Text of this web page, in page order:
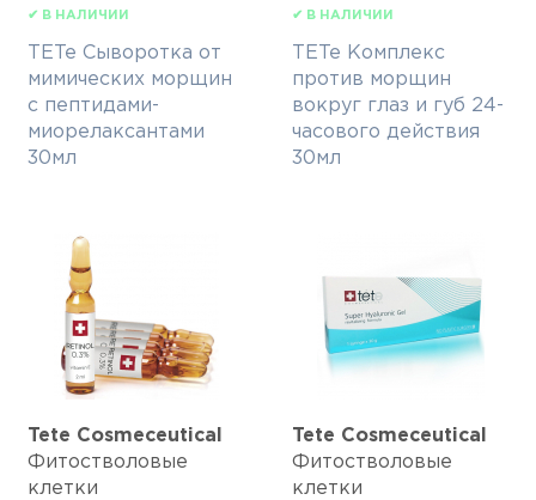
✔ В НАЛИЧИИ
TETe Сыворотка от
мимических морщин
с пептидами-
миорелаксантами
30мл
✔ В НАЛИЧИИ
TETe Комплекс
против морщин
вокруг глаз и губ 24-
часового действия
30мл
Tete Cosmeceutical
Фитостволовые
клетки
Tete Cosmeceutical
Фитостволовые
клетки